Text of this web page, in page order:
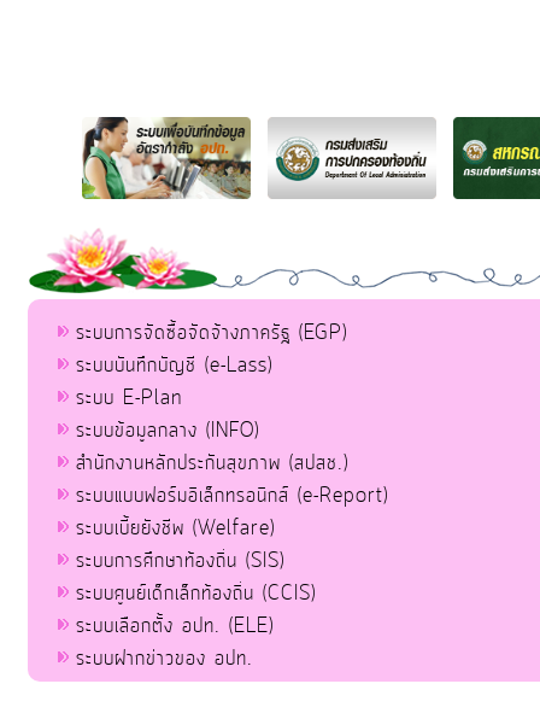
ระบบการจัดซื้อจัดจ้างภาครัฐ (EGP)
ระบบบันทึกบัญชี (e-Lass)
ระบบ E-Plan
ระบบข้อมูลกลาง (INFO)
สำนักงานหลักประกันสุขภาพ (สปสช.)
ระบบแบบฟอร์มอิเล็กทรอนิกส์ (e-Report)
ระบบเบี้ยยังชีพ (Welfare)
ระบบการศึกษาท้องถิ่น (SIS)
ระบบศูนย์เด็กเล็กท้องถิ่น (CCIS)
ระบบเลือกตั้ง อปท. (ELE)
ระบบฝากข่าวของ อปท.